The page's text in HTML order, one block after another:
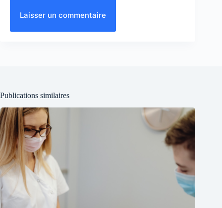
Laisser un commentaire
Publications similaires